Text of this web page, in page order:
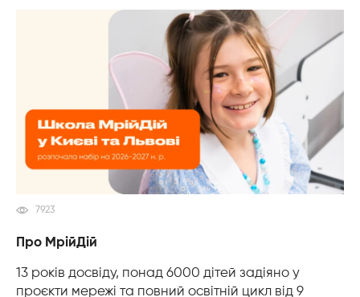
7923
Про МрійДій
13 років досвіду, понад 6000 дітей задіяно у
проєкти мережі та повний освітній цикл від 9